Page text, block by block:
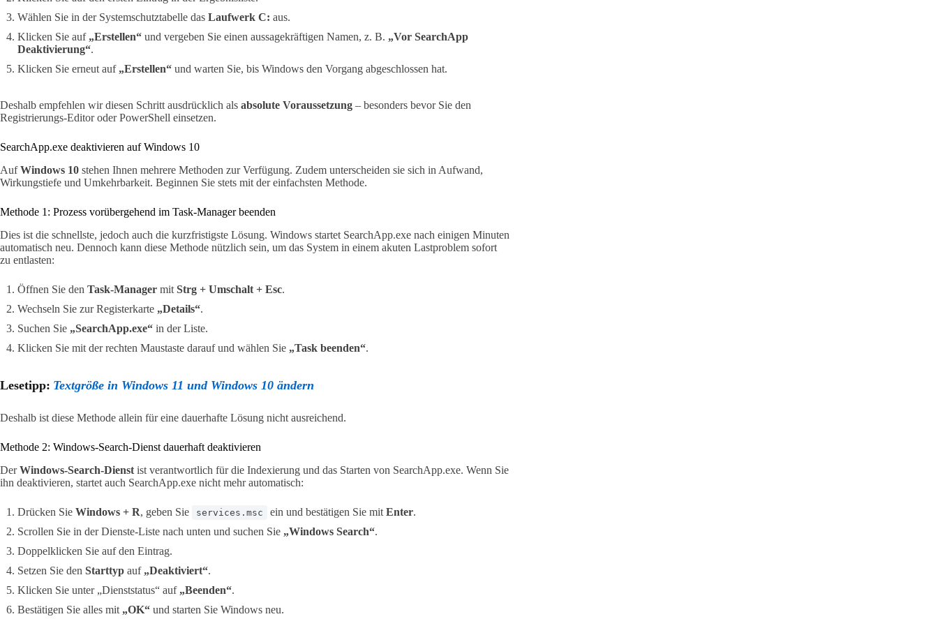
Wählen Sie in der Systemschutztabelle das Laufwerk C: aus.
Klicken Sie auf „Erstellen“ und vergeben Sie einen aussagekräftigen Namen, z. B. „Vor SearchApp
Deaktivierung“.
Klicken Sie erneut auf „Erstellen“ und warten Sie, bis Windows den Vorgang abgeschlossen hat.
Deshalb empfehlen wir diesen Schritt ausdrücklich als absolute Voraussetzung – besonders bevor Sie den
Registrierungs-Editor oder PowerShell einsetzen.
SearchApp.exe deaktivieren auf Windows 10
AufWindows 10 stehen Ihnen mehrere Methoden zur Verfügung. Zudem unterscheiden sie sich in Aufwand,
Wirkungstiefe und Umkehrbarkeit. Beginnen Sie stets mit der einfachsten Methode.
Methode 1: Prozess vorübergehend im Task-Manager beenden
Dies ist die schnellste, jedoch auch die kurzfristigste Lösung. Windows startet SearchApp.exe nach einigen Minuten
automatisch neu. Dennoch kann diese Methode nützlich sein, um das System in einem akuten Lastproblem sofort
zu entlasten:
Öffnen Sie den Task-Manager mit Strg + Umschalt + Esc.
Wechseln Sie zur Registerkarte „Details“.
Suchen Sie „SearchApp.exe“ in der Liste.
Klicken Sie mit der rechten Maustaste darauf und wählen Sie „Task beenden“.
Lesetipp: Textgröße in Windows 11 und Windows 10 ändern
Deshalb ist diese Methode allein für eine dauerhafte Lösung nicht ausreichend.
Methode 2: Windows-Search-Dienst dauerhaft deaktivieren
DerWindows-Search-Dienst ist verantwortlich für die Indexierung und das Starten von SearchApp.exe. Wenn Sie
ihn deaktivieren, startet auch SearchApp.exe nicht mehr automatisch:
Drücken Sie Windows + R, geben Sie services.msc ein und bestätigen Sie mit Enter.
Scrollen Sie in der Dienste-Liste nach unten und suchen Sie „Windows Search“.
Doppelklicken Sie auf den Eintrag.
Setzen Sie den Starttyp auf „Deaktiviert“.
Klicken Sie unter „Dienststatus“ auf „Beenden“.
Bestätigen Sie alles mit „OK“ und starten Sie Windows neu.